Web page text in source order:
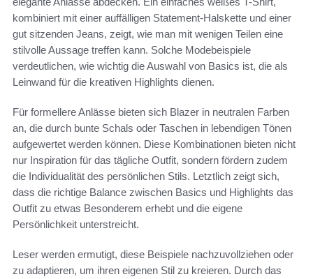
kombiniert mit einer auffälligen Statement-Halskette und einer
gut sitzenden Jeans, zeigt, wie man mit wenigen Teilen eine
stilvolle Aussage treffen kann. Solche Modebeispiele
verdeutlichen, wie wichtig die Auswahl von Basics ist, die als
Leinwand für die kreativen Highlights dienen.
Für formellere Anlässe bieten sich Blazer in neutralen Farben
an, die durch bunte Schals oder Taschen in lebendigen Tönen
aufgewertet werden können. Diese Kombinationen bieten nicht
nur Inspiration für das tägliche Outfit, sondern fördern zudem
die Individualität des persönlichen Stils. Letztlich zeigt sich,
dass die richtige Balance zwischen Basics und Highlights das
Outfit zu etwas Besonderem erhebt und die eigene
Persönlichkeit unterstreicht.
Leser werden ermutigt, diese Beispiele nachzuvollziehen oder
zu adaptieren, um ihren eigenen Stil zu kreieren. Durch das